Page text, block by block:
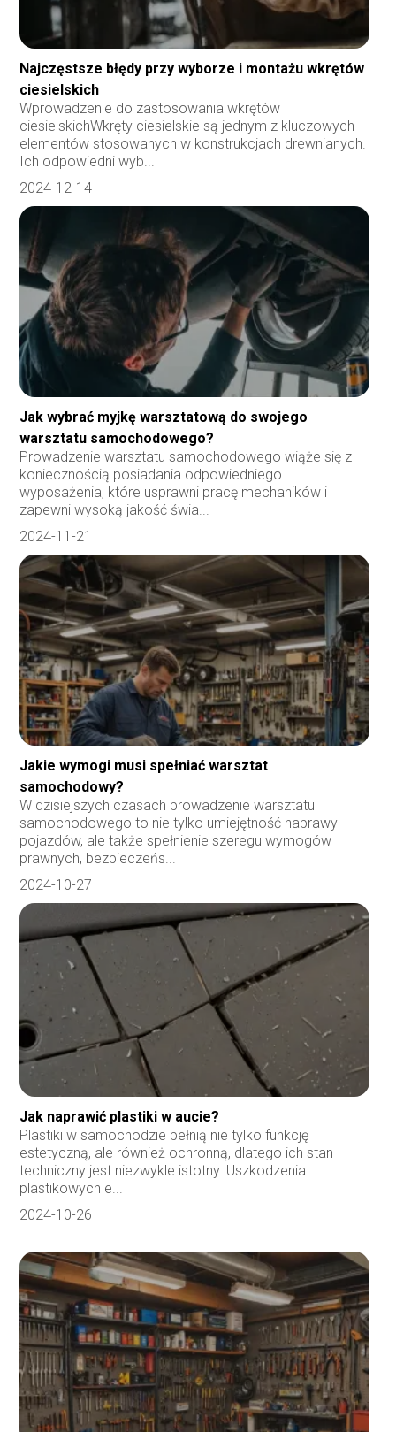
Najczęstsze błędy przy wyborze i montażu wkrętów
ciesielskich
Wprowadzenie do zastosowania wkrętów
ciesielskichWkręty ciesielskie są jednym z kluczowych
elementów stosowanych w konstrukcjach drewnianych.
Ich odpowiedni wyb...
2024-12-14
Jak wybrać myjkę warsztatową do swojego
warsztatu samochodowego?
Prowadzenie warsztatu samochodowego wiąże się z
koniecznością posiadania odpowiedniego
wyposażenia, które usprawni pracę mechaników i
zapewni wysoką jakość świa...
2024-11-21
Jakie wymogi musi spełniać warsztat
samochodowy?
W dzisiejszych czasach prowadzenie warsztatu
samochodowego to nie tylko umiejętność naprawy
pojazdów, ale także spełnienie szeregu wymogów
prawnych, bezpieczeńs...
2024-10-27
Jak naprawić plastiki w aucie?
Plastiki w samochodzie pełnią nie tylko funkcję
estetyczną, ale również ochronną, dlatego ich stan
techniczny jest niezwykle istotny. Uszkodzenia
plastikowych e...
2024-10-26